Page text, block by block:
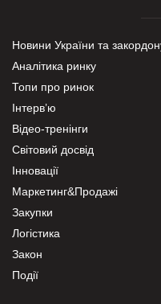
Новини України та
Аналітика ринку
Топи про ринок
Інтерв’ю
Відео-тренінги
Світовий досвід
Інновації
Маркетинг&Продажі
Закупки
Логістика
Закон
Події